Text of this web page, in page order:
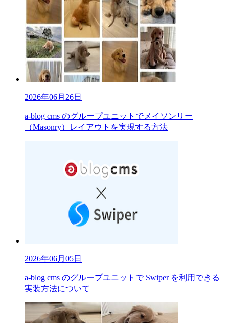
2026年06月26日
a-blog cms のグループユニットでメイソンリー
（Masonry）レイアウトを実現する方法
2026年06月05日
a-blog cms のグループユニットで Swiper を利用できる
実装方法について